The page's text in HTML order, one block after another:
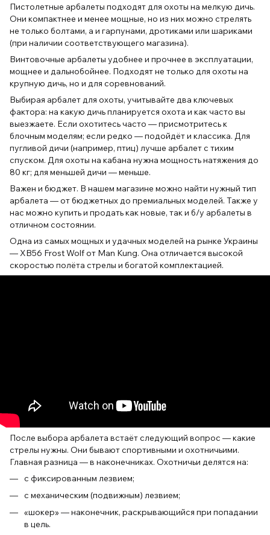
Пистолетные арбалеты подходят для охоты на мелкую дичь.
Они компактнее и менее мощные, но из них можно стрелять
не только болтами, а и гарпунами, дротиками или шариками
(при наличии соответствующего магазина).
Винтовочные арбалеты удобнее и прочнее в эксплуатации,
мощнее и дальнобойнее. Подходят не только для охоты на
крупную дичь, но и для соревнований.
Выбирая арбалет для охоты, учитывайте два ключевых
фактора: на какую дичь планируется охота и как часто вы
выезжаете. Если охотитесь часто — присмотритесь к
блочным моделям; если редко — подойдёт и классика. Для
пугливой дичи (например, птиц) лучше арбалет с тихим
спуском. Для охоты на кабана нужна мощность натяжения до
80 кг; для меньшей дичи — меньше.
Важен и бюджет. В нашем магазине можно найти нужный тип
арбалета — от бюджетных до премиальных моделей. Также у
нас можно купить и продать как новые, так и б/у арбалеты в
отличном состоянии.
Одна из самых мощных и удачных моделей на рынке Украины
— XB56 Frost Wolf от Man Kung. Она отличается высокой
скоростью полёта стрелы и богатой комплектацией.
После выбора арбалета встаёт следующий вопрос — какие
стрелы нужны. Они бывают спортивными и охотничьими.
Главная разница — в наконечниках. Охотничьи делятся на:
с фиксированным лезвием;
с механическим (подвижным) лезвием;
«шокер» — наконечник, раскрывающийся при попадании
в цель.